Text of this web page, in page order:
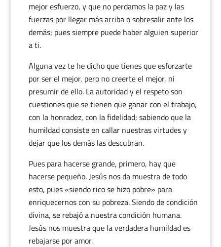
mejor esfuerzo, y que no perdamos la paz y las
fuerzas por llegar más arriba o sobresalir ante los
demás; pues siempre puede haber alguien superior
a ti.
Alguna vez te he dicho que tienes que esforzarte
por ser el mejor, pero no creerte el mejor, ni
presumir de ello. La autoridad y el respeto son
cuestiones que se tienen que ganar con el trabajo,
con la honradez, con la fidelidad; sabiendo que la
humildad consiste en callar nuestras virtudes y
dejar que los demás las descubran.
Pues para hacerse grande, primero, hay que
hacerse pequeño. Jesús nos da muestra de todo
esto, pues «siendo rico se hizo pobre» para
enriquecernos con su pobreza. Siendo de condición
divina, se rebajó a nuestra condición humana.
Jesús nos muestra que la verdadera humildad es
rebajarse por amor.